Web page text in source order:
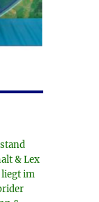
& Lex
liegt im